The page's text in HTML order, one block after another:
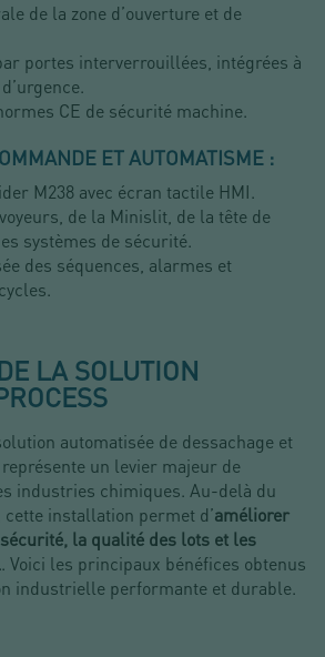
de la zone d’ouverture et de
portes interverrouillées, intégrées à
CE de sécurité machine.
ET AUTOMATISME :
M238 avec écran tactile HMI.
de la Minislit, de la tête de
systèmes de sécurité.
des séquences, alarmes et
LA SOLUTION
automatisée de dessachage et
un levier majeur de
industries chimiques. Au-delà du
, cette installation permet d’améliorer
la qualité des lots et les
. Voici les principaux bénéfices obtenus
industrielle performante et durable.